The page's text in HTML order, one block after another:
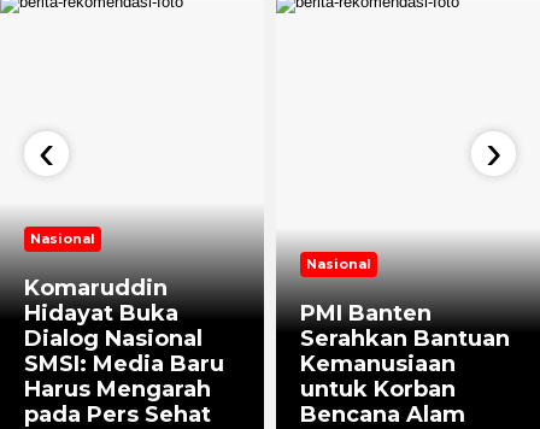
Nasional
Komaruddin
Hidayat Buka
Dialog Nasional
SMSI: Media Baru
Harus Mengarah
pada Pers Sehat
Nasional
PMI Banten
Serahkan Bantuan
Kemanusiaan
untuk Korban
Bencana Alam
‹ ›